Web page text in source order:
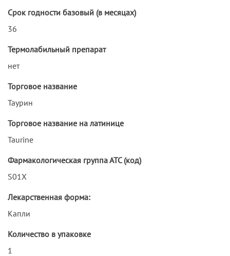
Срок годности базовый (в месяцах)
36
Термолабильный препарат
нет
Торговое название
Таурин
Торговое название на латинице
Taurine
Фармакологическая группа АТС (код)
S01X
Лекарственная форма:
Капли
Количество в упаковке
1